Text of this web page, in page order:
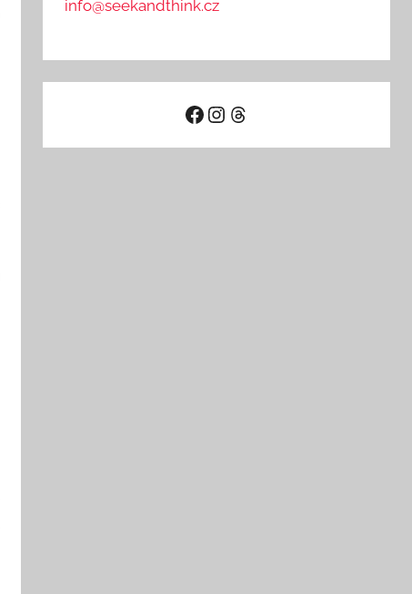
info@seekandthink.cz
Facebook
Instagram
Threads